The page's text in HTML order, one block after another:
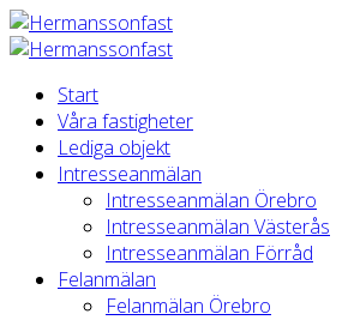
Start
Våra fastigheter
Lediga objekt
Intresseanmälan
Intresseanmälan Örebro
Intresseanmälan Västerås
Intresseanmälan Förråd
Felanmälan
Felanmälan Örebro